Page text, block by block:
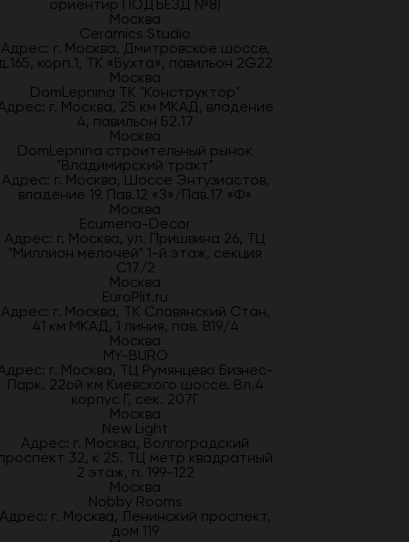
ориентир ПОДЪЕЗД №8)
Москва
Ceramics Studio
Адрес: г. Москва, Дмитровское шоссе,
корп.1, ТК «Бухта», павильон 2G22
Москва
DomLepnina ТК "Конструктор"
г. Москва, 25 км МКАД, владение
4, павильон Б2.17
Москва
DomLepnina строительный рынок
"Владимирский тракт"
Адрес: г. Москва, Шоссе Энтузиастов,
владение 19, Пав.12 «З»/Пав.17 «Ф»
Москва
Ecumena-Decor
Адрес: г. Москва, ул. Пришвина 26, ТЦ
"Миллион мелочей" 1-й этаж, секция
С17/2
Москва
EuroPlit.ru
Адрес: г. Москва, ТК Славянский Стан,
41 км МКАД, 1 линия, пав. В19/4
Москва
MY-BURO
г. Москва, ТЦ Румянцево Бизнес-
Парк. 22ой км Киевского шоссе. Вл.4
корпус Г, сек. 207Г
Москва
New Light
Адрес: г. Москва, Волгоградский
32, к 25. ТЦ метр квадратный
2 этаж, п. 199-122
Москва
Nobby Rooms
Адрес: г. Москва, Ленинский проспект,
дом 119